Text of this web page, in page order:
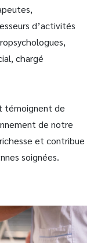
d’activités
chargé
témoignent de
de notre
et contribue
soignées.